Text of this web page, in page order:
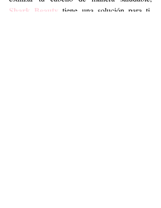
Shark Beauty tiene una solución para ti.